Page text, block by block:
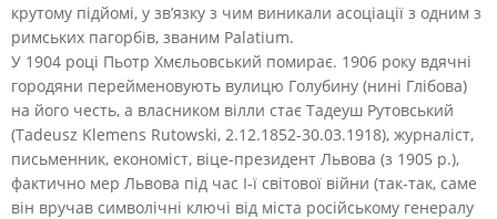
крутому підйомі, у зв’язку з чим виникали асоціації з одним з
римських пагорбів, званим Palatium.
У 1904 році Пьотр Хмєльовський помирає. 1906 року вдячні
городяни перейменовують вулицю Голубину (нині Глібова)
на його честь, а власником вілли стає Тадеуш Рутовський
(Tadeusz Klemens Rutowski, 2.12.1852-30.03.1918), журналіст,
письменник, економіст, віце-президент Львова (з 1905 р.),
фактично мер Львова під час І-ї світової війни (так-так, саме
він вручав символічні ключі від міста російському генералу